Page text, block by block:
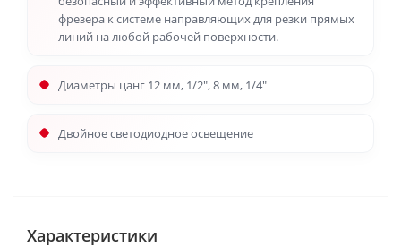
фрезера к системе направляющих для резки прямых
линий на любой рабочей поверхности.
Диаметры цанг 12 мм, 1/2", 8 мм, 1/4"
Двойное светодиодное освещение
Характеристики